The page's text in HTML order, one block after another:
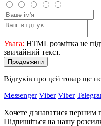
Увага: HTML розмітка не
звичайний текст.
Продовжити
Відгуків про цей товар ще
Messenger Viber Viber
Хочете дізнаватися першим
Підпишіться на нашу